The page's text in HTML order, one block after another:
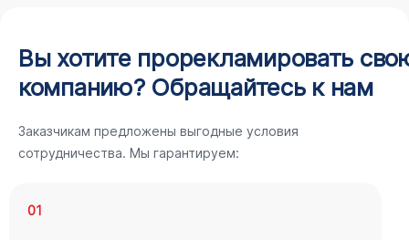
Вы хотите прорекламировать
компанию? Обращайтесь к нам
Заказчикам предложены выгодные условия
сотрудничества. Мы гарантируем:
01